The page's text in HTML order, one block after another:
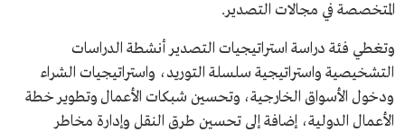
المتخصصة في مجالات التصدير.
وتغطي فئة دراسة استراتيجيات التصدير أنشطة الدراسات
التشخيصية واستراتيجية سلسلة التوريد، واستراتيجيات الشراء
ودخول الأسواق الخارجية، وتحسين شبكات الأعمال وتطوير خطة
الأعمال الدولية، إضافة إلى تحسين طرق النقل وإدارة مخاطر